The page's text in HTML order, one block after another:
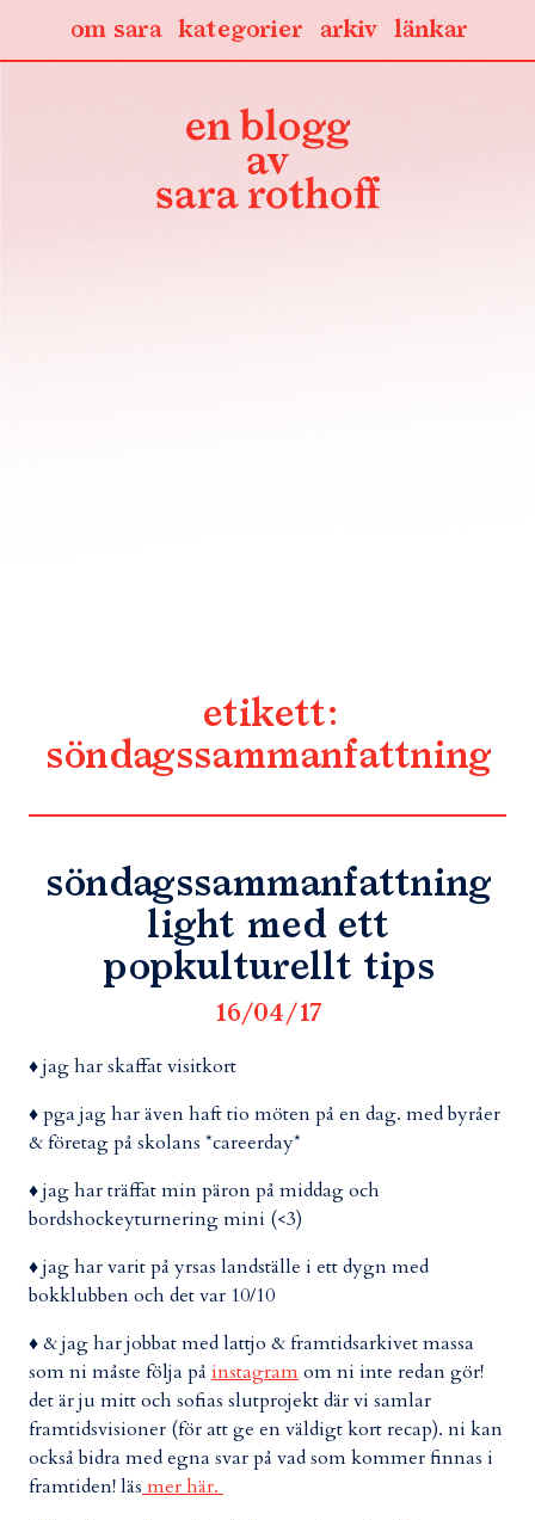
länkar
arkiv
kategorier
om sara
etikett:
söndagssammanfattning
söndagssammanfattning
light med ett
popkulturellt tips
16/04/17
♦ jag har skaffat visitkort
♦ pga jag har även haft tio möten på en dag. med byråer
& företag på skolans *careerday*
♦ jag har träffat min päron på middag och
bordshockeyturnering mini (<3)
♦ jag har varit på yrsas landställe i ett dygn med
bokklubben och det var 10/10
♦ & jag har jobbat med lattjo & framtidsarkivet massa
som ni måste följa på instagramom ni inte redan gör!
det är ju mitt och sofias slutprojekt där vi samlar
framtidsvisioner (för att ge en väldigt kort recap). ni kan
också bidra med egna svar på vad som kommer finnas i
framtiden! läs mer här.